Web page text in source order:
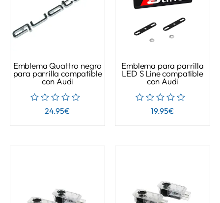
Emblema Quattro negro
para parrilla compatible
con Audi
24.95€
Emblema para parrilla
LED S Line compatible
con Audi
19.95€